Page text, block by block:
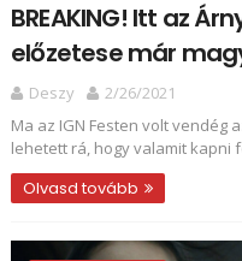
BREAKING! Itt az
előzetese már
Deszy
2/26/2021
Ma az IGN Festen volt vendég
lehetett rá, hogy valamit kapni
Olvasd tovább